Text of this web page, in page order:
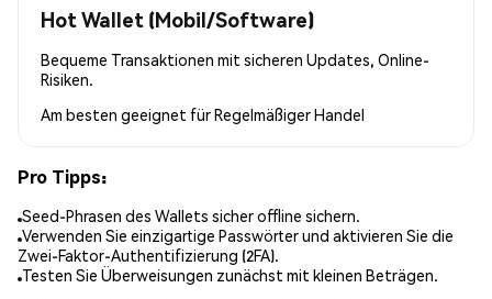
Hot Wallet (Mobil/Software)
Bequeme Transaktionen mit sicheren Updates, Online-
Risiken.
Am besten geeignet fürRegelmäßiger Handel
Pro Tipps:
Seed-Phrasen des Wallets sicher offline sichern.
Verwenden Sie einzigartige Passwörter und aktivieren Sie die
Zwei-Faktor-Authentifizierung (2FA).
Testen Sie Überweisungen zunächst mit kleinen Beträgen.